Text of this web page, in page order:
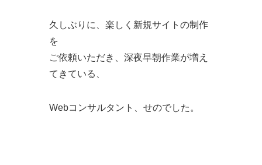
久しぶりに、楽しく新規サイトの制作
を
ご依頼いただき、深夜早朝作業が増え
てきている、
Webコンサルタント、せのでした。